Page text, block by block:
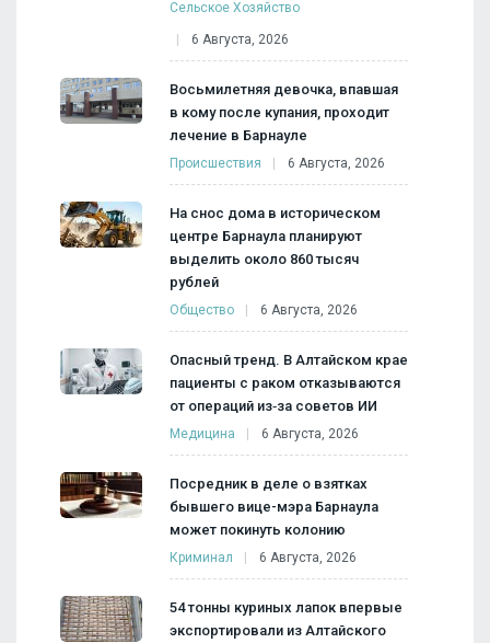
Сельское Хозяйство
6 Августа, 2026
Восьмилетняя девочка, впавшая
в кому после купания, проходит
лечение в Барнауле
Происшествия 6 Августа, 2026
На снос дома в историческом
центре Барнаула планируют
выделить около 860 тысяч
рублей
Общество 6 Августа, 2026
Опасный тренд. В Алтайском крае
пациенты с раком отказываются
от операций из‑за советов ИИ
Медицина 6 Августа, 2026
Посредник в деле о взятках
бывшего вице-мэра Барнаула
может покинуть колонию
Криминал 6 Августа, 2026
54 тонны куриных лапок впервые
экспортировали из Алтайского